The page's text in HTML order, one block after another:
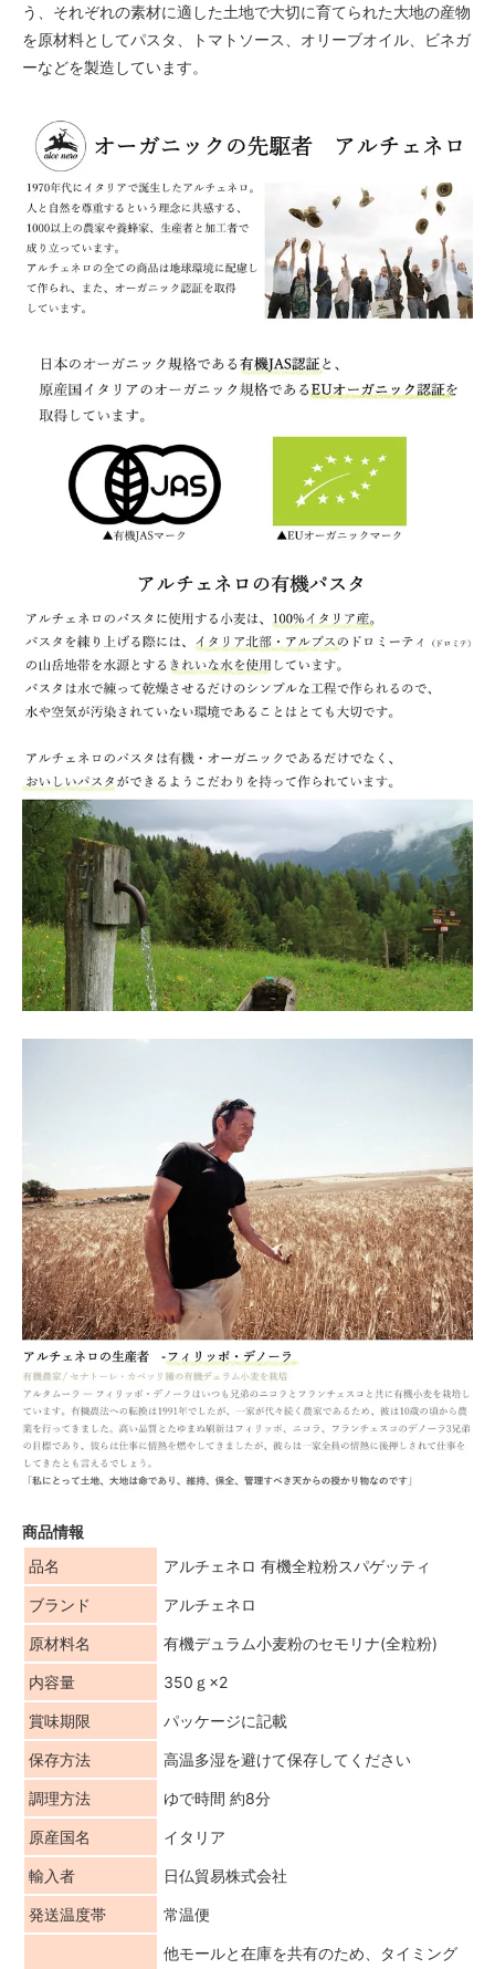
う、それぞれの素材に適した土地で大切に育てられた大地の産物
を原材料としてパスタ、トマトソース、オリーブオイル、ビネガ
ーなどを製造しています。
商品情報
品名
アルチェネロ 有機全粒粉スパゲッティ
ブランド アルチェネロ
原材料名 有機デュラム小麦粉のセモリナ(全粒粉)
内容量 350ｇ×2
賞味期限 パッケージに記載
保存方法 高温多湿を避けて保存してください
調理方法 ゆで時間 約8分
原産国名 イタリア
輸入者 日仏貿易株式会社
発送温度帯 常温便
他モールと在庫を共有のため、タイミング